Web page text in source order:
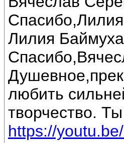
Лилия
любить
творчество.
https://